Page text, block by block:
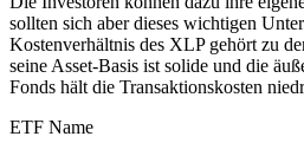
sollten sich aber dieses wichtigen
Kostenverhältnis des XLP gehört zu
seine Asset-Basis ist solide und die
Fonds hält die Transaktionskosten
ETF Name